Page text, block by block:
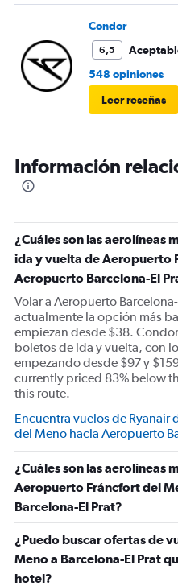
Condor
6,5
548 opiniones
Leer reseñas
Información
¿Cuáles son las aerolíneas
ida y vuelta de Aeropuerto
Aeropuerto Barcelona-El
Volar a Aeropuerto
actualmente la opción más
empiezan desde $38.
boletos de ida y vuelta, con
empezando desde $97 y
currently priced 83% below
this route.
Encuentra vuelos de Ryanair
del Meno hacia Aeropuerto
¿Cuáles son las aerolíneas
Aeropuerto Fráncfort del
Barcelona-El Prat?
¿Puedo buscar ofertas de
Meno a Barcelona-El Prat
hotel?